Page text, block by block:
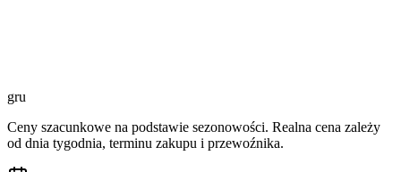
gru
Ceny szacunkowe na podstawie sezonowości. Realna cena zależy
od dnia tygodnia, terminu zakupu i przewoźnika.